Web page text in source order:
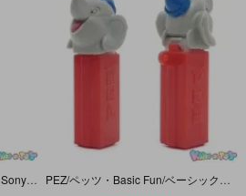
PEZ/ペッツ・イワヤ株式会社・Sony Plaza/ソニープラザ・PEZ STRAP HOLDER/ペッツ・ストラップ・ホルダー 「Panda/パンダ」 シール2度張り